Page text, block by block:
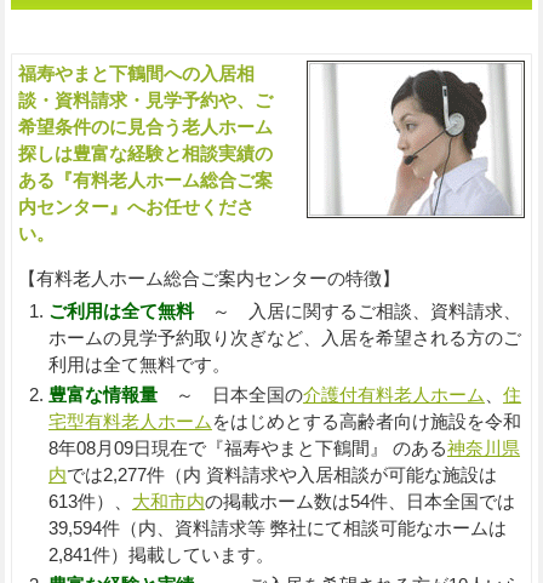
福寿やまと下鶴間への入居相
談・資料請求・見学予約や、ご
希望条件のに見合う老人ホーム
探しは豊富な経験と相談実績の
ある『有料老人ホーム総合ご案
内センター』へお任せくださ
い。
【有料老人ホーム総合ご案内センターの特徴】
ご利用は全て無料～ 入居に関するご相談、資料請求、
ホームの見学予約取り次ぎなど、入居を希望される方のご
利用は全て無料です。
豊富な情報量～ 日本全国の介護付有料老人ホーム
住
宅型有料老人ホーム をはじめとする高齢者向け施設を令和
8年08月09日現在で『福寿やまと下鶴間』 のある神奈川県
内では2,277件（内 資料請求や入居相談が可能な施設は
613件）、 大和市内の掲載ホーム数は54件、日本全国では
39,594件（内、資料請求等 弊社にて相談可能なホームは
2,841件）掲載しています。